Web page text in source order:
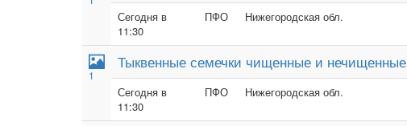
Сегодня в
11:30
ПФО Нижегородская обл.
1
Тыквенные семечки чищенные и нечищенные
Сегодня в
11:30
ПФО Нижегородская обл.